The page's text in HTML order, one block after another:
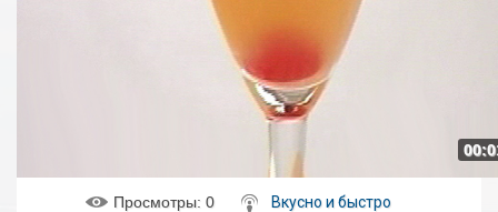
Просмотры: 0 Вкусно и быстро